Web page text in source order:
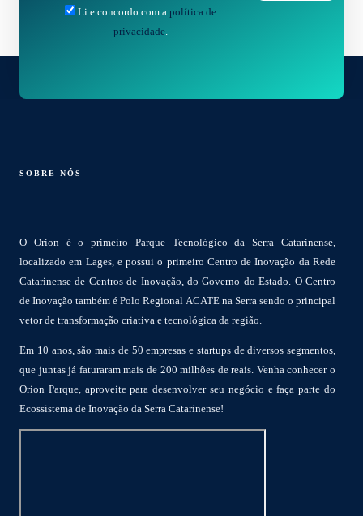
Li e concordo com a política de
privacidade
SOBRE NÓS
O Orion é o primeiro Parque Tecnológico da Serra Catarinense,
localizado em Lages, e possui o primeiro Centro de Inovação da Rede
Catarinense de Centros de Inovação, do Governo do Estado. O Centro
de Inovação também é Polo Regional ACATE na Serra sendo o principal
vetor de transformação criativa e tecnológica da região.
Em 10 anos, são mais de 50 empresas e startups de diversos segmentos,
que juntas já faturaram mais de 200 milhões de reais. Venha conhecer o
Orion Parque, aproveite para desenvolver seu negócio e faça parte do
Ecossistema de Inovação da Serra Catarinense!